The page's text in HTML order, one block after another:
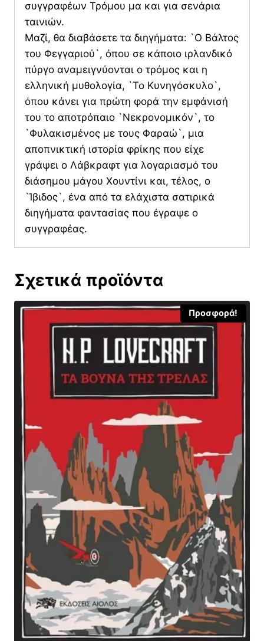
συγγραφέων Τρόμου μα και για σενάρια
ταινιών.
Μαζί, θα διαβάσετε τα διηγήματα: `Ο Βάλτος
του Φεγγαριού`, όπου σε κάποιο ιρλανδικό
πύργο αναμειγνύονται ο τρόμος και η
ελληνική μυθολογία, `Το Κυνηγόσκυλο`,
όπου κάνει για πρώτη φορά την εμφάνισή
του το αποτρόπαιο `Νεκρονομικόν`, το
`Φυλακισμένος με τους Φαραώ`, μια
αποπνικτική ιστορία φρίκης που είχε
γράψει ο Λάβκραφτ για λογαριασμό του
διάσημου μάγου Χουντίνι και, τέλος, ο
`Ίβιδος`, ένα από τα ελάχιστα σατιρικά
διηγήματα φαντασίας που έγραψε ο
συγγραφέας.
Σχετικά προϊόντα
Προσφορά!